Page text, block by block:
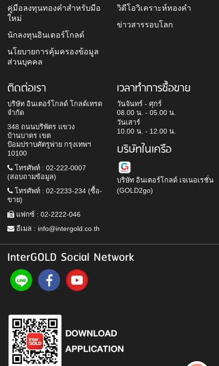
คู่มือลงทุนทองคำสำหรับมือ
ใหม่
นักลงทุนอินเตอร์โกลด์
นโยบายการคุ้มครองข้อมูล
ส่วนบุคคล
วิดีโอวิเคราะห์ทองคำ
ข่าวสารรอบโลก
ติดต่อเรา
บริษัท อินเตอร์โกลด์ โกลด์เทรด
จำกัด
348 ถนนบริพัตร แขวง
บ้านบาตร เขต
ป้อมปราบศัตรูพ่าย กรุงเทพฯ
10100
โทรศัพท์ : 02-222-0007
(สอบถามข้อมูล)
โทรศัพท์ : 02-2233-234 (ซื้อ-
ขาย)
แฟกซ์ : 02-2222-046
อีเมล : info@intergold.co.th
เวลาทำการซื้อขาย
วันจันทร์ - ศุกร์
08.00 น. - 05.00 น.
วันเสาร์
10.00 น. - 12.00 น.
บริษัทในเครือ
บริษัท อินเตอร์โกลด์ เจเนอเรชั่น
(GOLD2go)
InterGOLD Social Network